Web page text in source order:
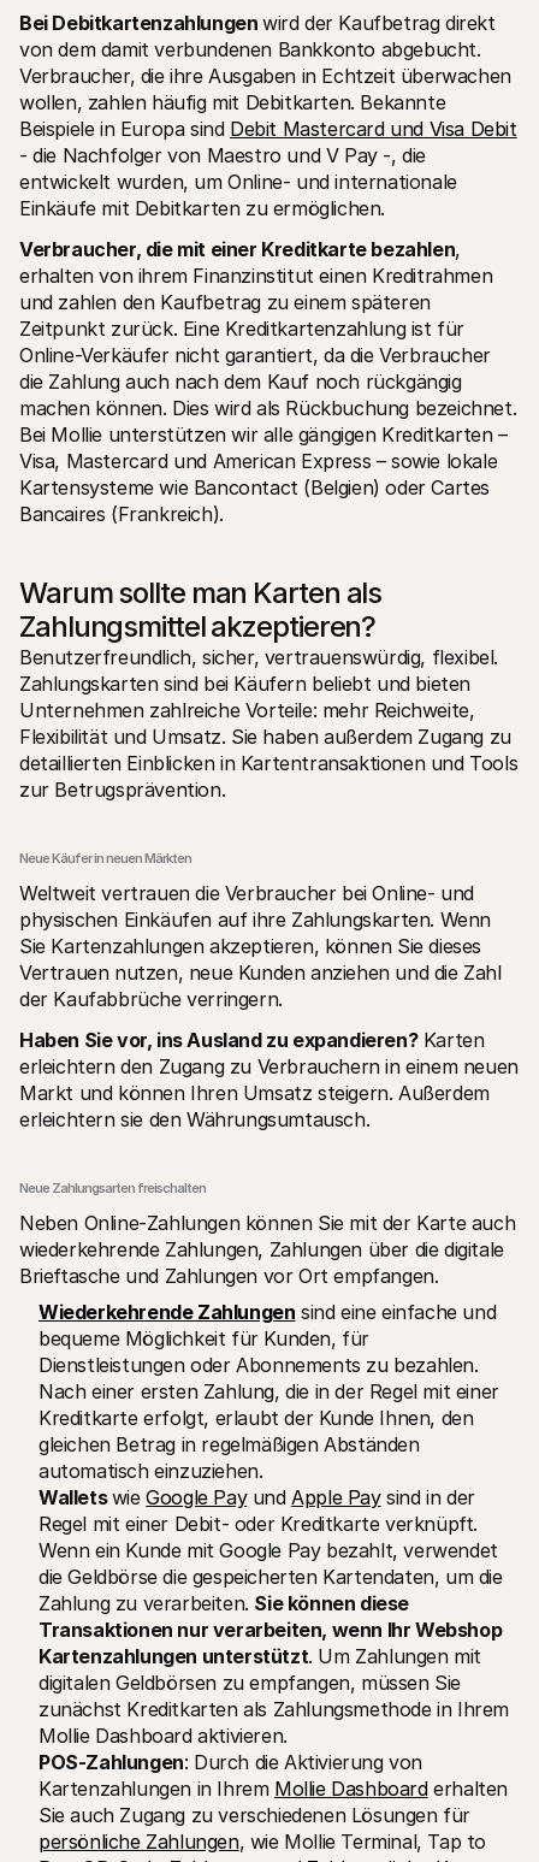
Bei Debitkartenzahlungen wird der Kaufbetrag direkt
von dem damit verbundenen Bankkonto abgebucht.
Verbraucher, die ihre Ausgaben in Echtzeit überwachen
wollen, zahlen häufig mit Debitkarten. Bekannte
Beispiele in Europa sind Debit Mastercard und Visa Debit
- die Nachfolger von Maestro und V Pay -, die
entwickelt wurden, um Online- und internationale
Einkäufe mit Debitkarten zu ermöglichen.
Verbraucher, die mit einer Kreditkarte bezahlen,
erhalten von ihrem Finanzinstitut einen Kreditrahmen
und zahlen den Kaufbetrag zu einem späteren
Zeitpunkt zurück. Eine Kreditkartenzahlung ist für
Online-Verkäufer nicht garantiert, da die Verbraucher
die Zahlung auch nach dem Kauf noch rückgängig
machen können. Dies wird als Rückbuchung bezeichnet.
Bei Mollie unterstützen wir alle gängigen Kreditkarten –
Visa, Mastercard und American Express – sowie lokale
Kartensysteme wie Bancontact (Belgien) oder Cartes
Bancaires (Frankreich).
Warum sollte man Karten als
Zahlungsmittel akzeptieren?
Benutzerfreundlich, sicher, vertrauenswürdig, flexibel.
Zahlungskarten sind bei Käufern beliebt und bieten
Unternehmen zahlreiche Vorteile: mehr Reichweite,
Flexibilität und Umsatz. Sie haben außerdem Zugang zu
detaillierten Einblicken in Kartentransaktionen und Tools
zur Betrugsprävention.
Neue Käufer in neuen Märkten
Weltweit vertrauen die Verbraucher bei Online- und
physischen Einkäufen auf ihre Zahlungskarten. Wenn
Sie Kartenzahlungen akzeptieren, können Sie dieses
Vertrauen nutzen, neue Kunden anziehen und die Zahl
der Kaufabbrüche verringern.
Haben Sie vor, ins Ausland zu expandieren? Karten
erleichtern den Zugang zu Verbrauchern in einem neuen
Markt und können Ihren Umsatz steigern. Außerdem
erleichtern sie den Währungsumtausch.
Neue Zahlungsarten freischalten
Neben Online-Zahlungen können Sie mit der Karte auch
wiederkehrende Zahlungen, Zahlungen über die digitale
Brieftasche und Zahlungen vor Ort empfangen.
Wiederkehrende Zahlungen sind eine einfache und
bequeme Möglichkeit für Kunden, für
Dienstleistungen oder Abonnements zu bezahlen.
Nach einer ersten Zahlung, die in der Regel mit einer
Kreditkarte erfolgt, erlaubt der Kunde Ihnen, den
gleichen Betrag in regelmäßigen Abständen
automatisch einzuziehen.
Wallets wie Google Pay und Apple Pay sind in der
Regel mit einer Debit- oder Kreditkarte verknüpft.
Wenn ein Kunde mit Google Pay bezahlt, verwendet
die Geldbörse die gespeicherten Kartendaten, um die
Zahlung zu verarbeiten. Sie können diese
Transaktionen nur verarbeiten, wenn Ihr Webshop
Kartenzahlungen unterstützt. Um Zahlungen mit
digitalen Geldbörsen zu empfangen, müssen Sie
zunächst Kreditkarten als Zahlungsmethode in Ihrem
Mollie Dashboard aktivieren.
POS-Zahlungen: Durch die Aktivierung von
Kartenzahlungen in Ihrem Mollie Dashboard erhalten
persönliche Zahlungen, wie Mollie Terminal, Tap to